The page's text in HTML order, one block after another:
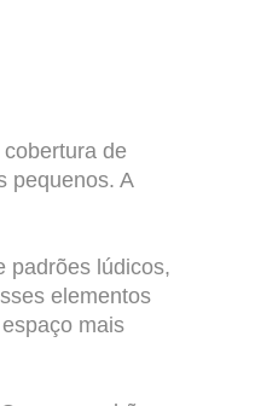
de
pequenos. A
padrões lúdicos,
elementos
mais